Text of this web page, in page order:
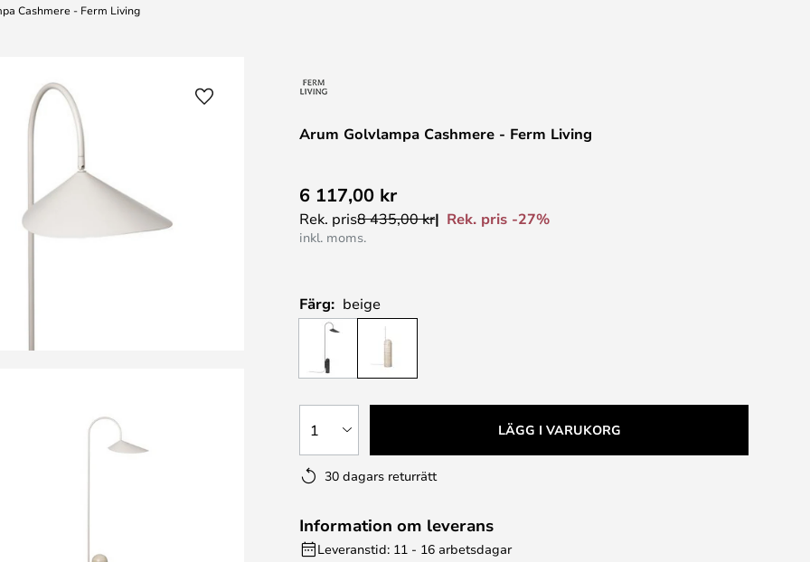
Cashmere - Ferm Living
Arum Golvlampa Cashmere - Ferm Living
6 117,00 kr
Rek. pris8 435,00 kr Rek. pris -27%
inkl. moms.
Färg: beige
1 LÄGG I VARUKORG
30 dagars returrätt
Information om leverans
Leveranstid: 11 - 16 arbetsdagar